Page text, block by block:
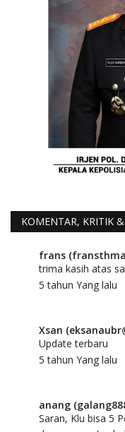
KOMENTAR, KRITIK
frans
trima kasih atas
5 tahun Yang lalu
Xsan
Update terbaru
5 tahun Yang lalu
anang
Saran, Klu bisa 5